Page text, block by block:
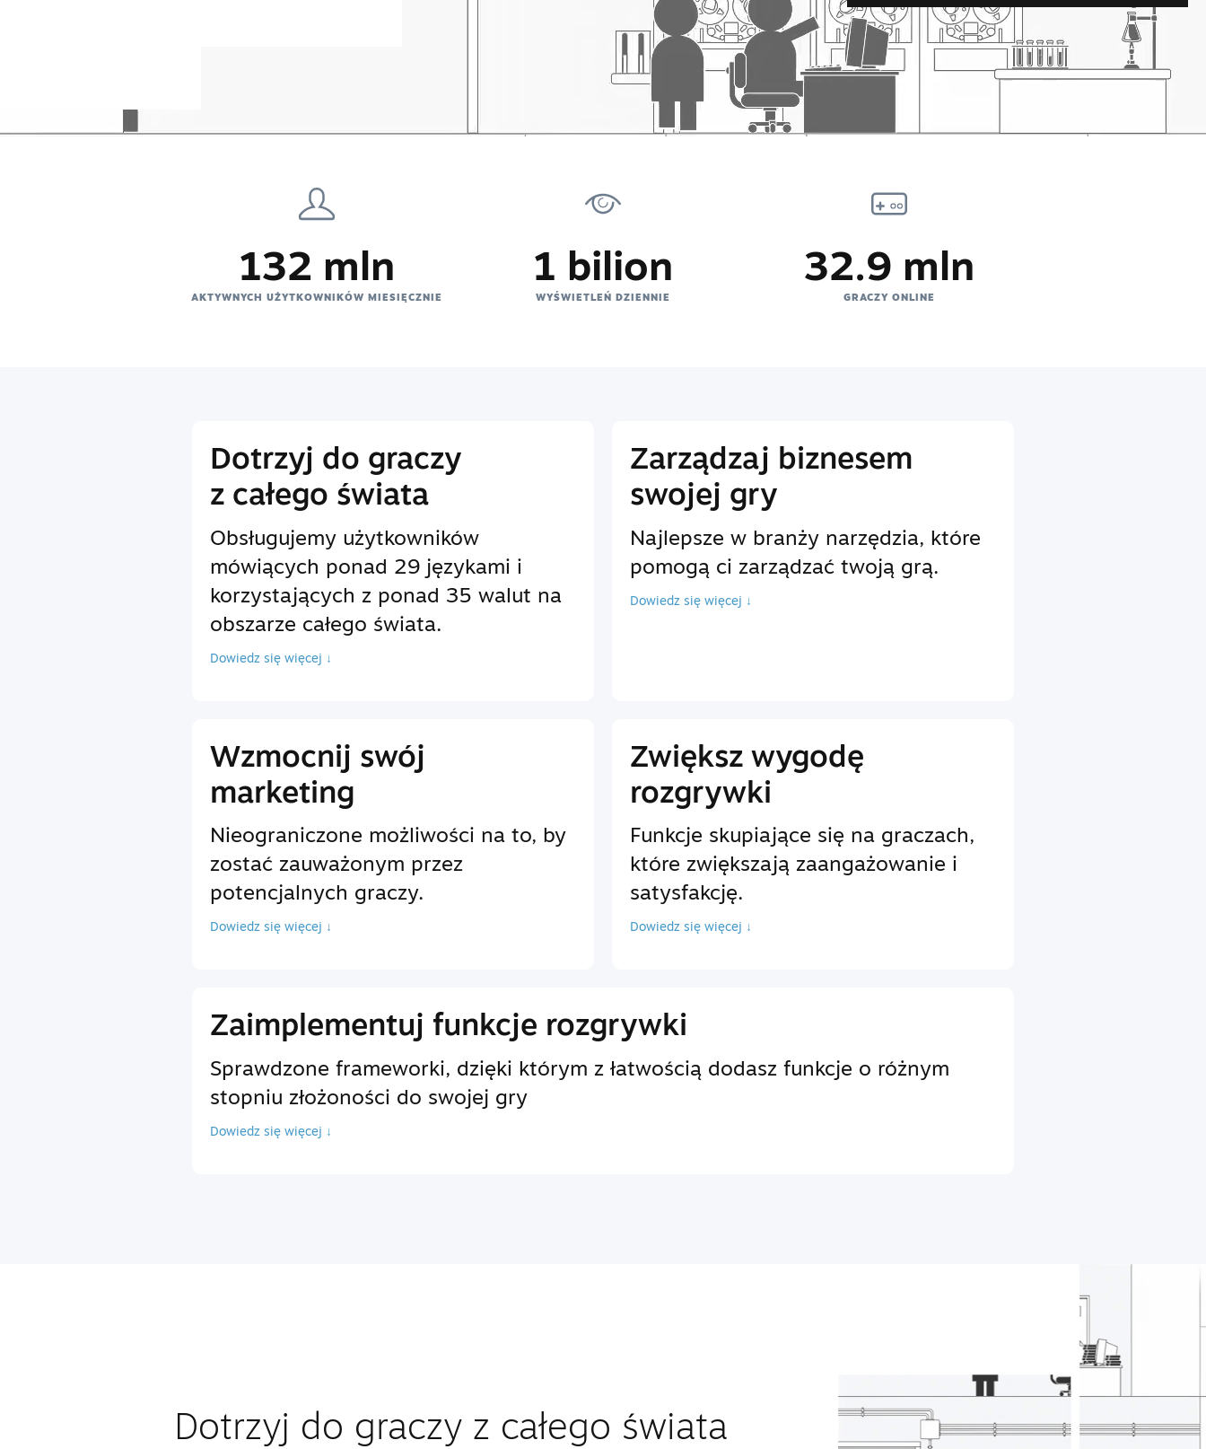
132 mln
AKTYWNYCH UŻYTKOWNIKÓW MIESIĘCZNIE
1 bilion
WYŚWIETLEŃ DZIENNIE
32.9 mln
GRACZY ONLINE
Dotrzyj do graczy
z całego świata
Obsługujemy użytkowników
mówiących ponad 29 językami i
korzystających z ponad 35 walut na
obszarze całego świata.
Dowiedz się więcej ↓
Zarządzaj biznesem
swojej gry
Najlepsze w branży narzędzia, które
pomogą ci zarządzać twoją grą.
Dowiedz się więcej ↓
Wzmocnij swój
marketing
Nieograniczone możliwości na to, by
zostać zauważonym przez
potencjalnych graczy.
Dowiedz się więcej ↓
Zwiększ wygodę
rozgrywki
Funkcje skupiające się na graczach,
które zwiększają zaangażowanie i
satysfakcję.
Dowiedz się więcej ↓
Zaimplementuj funkcje rozgrywki
Sprawdzone frameworki, dzięki którym z łatwością dodasz funkcje o różnym
stopniu złożoności do swojej gry
Dowiedz się więcej ↓
Dotrzyj do graczy z całego świata